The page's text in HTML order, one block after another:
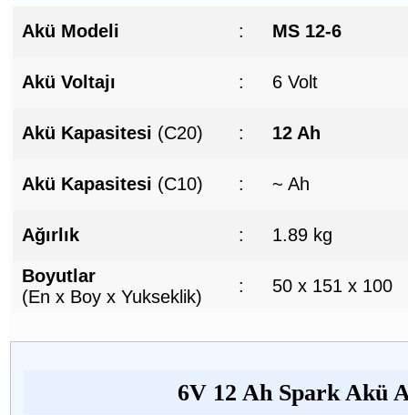
Akü Modeli : MS 12-6
Akü Voltajı : 6 Volt
Akü Kapasitesi (C20) : 12 Ah
Akü Kapasitesi (C10) : ~ Ah
Ağırlık : 1.89 kg
Boyutlar
(En x Boy x Yukseklik)
: 50 x 151 x 100
6V 12 Ah Spark Akü